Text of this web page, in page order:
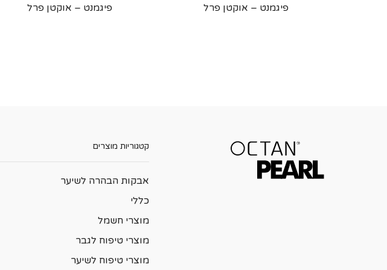
פיגמנט – אוקטן פרל
פיגמנט – אוקטן פרל
קטגוריות מוצרים
אבקות הבהרה לשיער
כללי
מוצרי חשמל
מוצרי טיפוח לגבר
מוצרי טיפוח לשיער